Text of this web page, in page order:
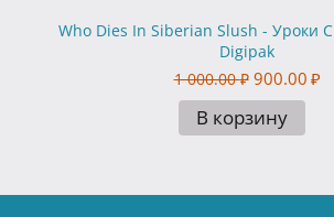
Who Dies In Siberian Slush - Уроки
Digipak
1 000.00 ₽ 900.00 ₽
В корзину